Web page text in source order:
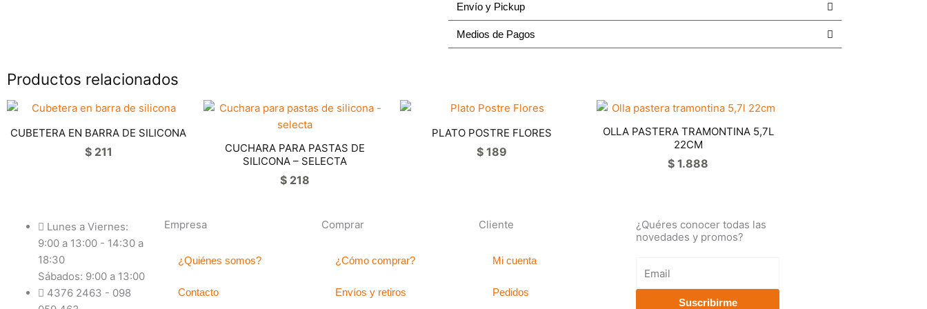
cantidad
Envío y Pickup
Medios de Pagos
Productos relacionados
CUBETERA EN BARRA DE SILICONA
$211
CUCHARA PARA PASTAS DE
SILICONA – SELECTA
$ 218
PLATO POSTRE FLORES
$189
OLLA PASTERA TRAMONTINA 5,7L
22CM
$ 1.888
Lunes a Viernes:
9:00 a 13:00 - 14:30 a
18:30
Sábados: 9:00 a 13:00
4376 2463 - 098
Empresa
¿Quiénes somos?
Contacto
Comprar
¿Cómo comprar?
Envíos y retiros
Cliente
Mi cuenta
Pedidos
¿Quéres conocer todas las
novedades y promos?
Suscribirme